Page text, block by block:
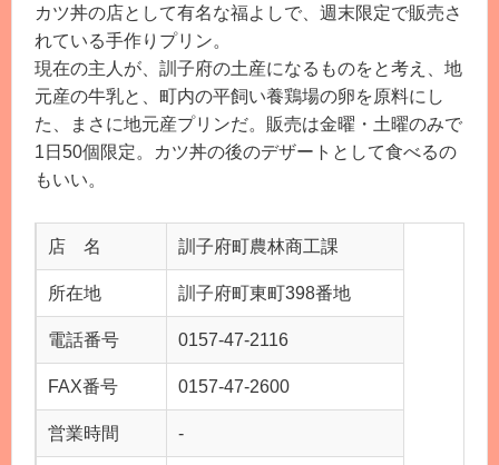
カツ丼の店として有名な福よしで、週末限定で販売さ
れている手作りプリン。
現在の主人が、訓子府の土産になるものをと考え、地
元産の牛乳と、町内の平飼い養鶏場の卵を原料にし
た、まさに地元産プリンだ。販売は金曜・土曜のみで
1日50個限定。カツ丼の後のデザートとして食べるの
もいい。
店 名 訓子府町農林商工課
所在地 訓子府町東町398番地
電話番号 0157-47-2116
FAX番号 0157-47-2600
営業時間 -